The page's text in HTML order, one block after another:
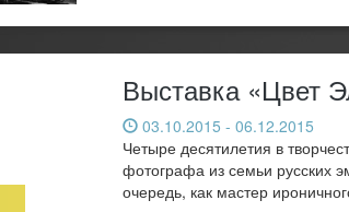
Выставка «Цвет
03.10.2015 - 06.12.2015
Четыре десятилетия в
фотографа из семьи русских
очередь, как мастер